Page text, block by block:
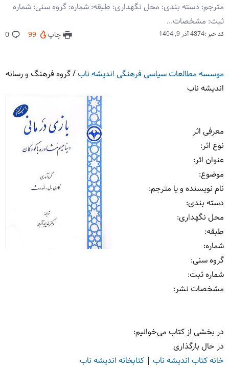
مترجم: دسته بندی: محل نگهداری: طبقه: شماره: گروه سنی: شماره
ثبت: مشخصات...
کد خبر :4874 آذر 9, 1404 چاپ 99
0
موسسه مطالعات سیاسی فرهنگی اندیشه ناب/گروه فرهنگ و رسانه
اندیشه ناب
معرفی اثر
نوع اثر:
عنوان اثر:
موضوع:
نام نویسنده و یا مترجم:
دسته بندی:
محل نگهداری:
طبقه:
شماره:
گروه سنی:
شماره ثبت:
مشخصات نشر: ‏‫
در بخشی از کتاب می‌خوانیم:
در حال بارگذاری
خانه کتاب اندیشه ناب | کتابخانه اندیشه ناب